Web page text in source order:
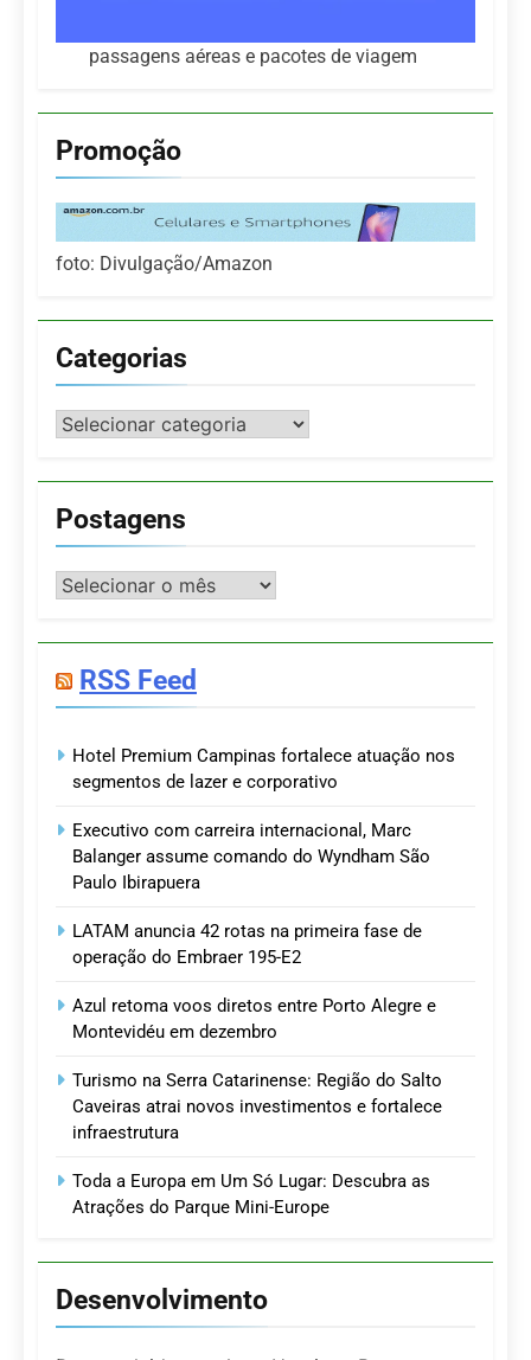
passagens aéreas e pacotes de viagem
Promoção
foto: Divulgação/Amazon
Categorias
Categorias
Postagens
Postagens
RSS Feed
Hotel Premium Campinas fortalece atuação nos
segmentos de lazer e corporativo
Executivo com carreira internacional, Marc
Balanger assume comando do Wyndham São
Paulo Ibirapuera
LATAM anuncia 42 rotas na primeira fase de
operação do Embraer 195-E2
Azul retoma voos diretos entre Porto Alegre e
Montevidéu em dezembro
Turismo na Serra Catarinense: Região do Salto
Caveiras atrai novos investimentos e fortalece
infraestrutura
Toda a Europa em Um Só Lugar: Descubra as
Atrações do Parque Mini-Europe
Desenvolvimento